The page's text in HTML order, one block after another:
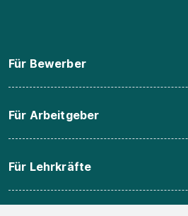
Für Bewerber
Für Arbeitgeber
Für Lehrkräfte